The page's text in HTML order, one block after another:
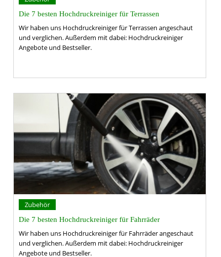
Die 7 besten Hochdruckreiniger für Terrassen
Wir haben uns Hochdruckreiniger für Terrassen angeschaut
und verglichen. Außerdem mit dabei: Hochdruckreiniger
Angebote und Bestseller.
Zubehör
Die 7 besten Hochdruckreiniger für Fahrräder
Wir haben uns Hochdruckreiniger für Fahrräder angeschaut
und verglichen. Außerdem mit dabei: Hochdruckreiniger
Angebote und Bestseller.